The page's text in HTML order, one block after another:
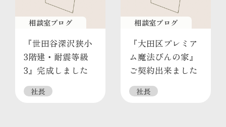
相談室ブログ
『世田谷深沢狭小
3階建・耐震等級
3』完成しました
社長
相談室ブログ
『大田区プレミア
ム魔法びんの家』
ご契約出来ました
社長